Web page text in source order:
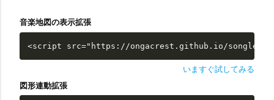
音楽地図の表示拡張
<script src="https://ongacrest.github.io/songle-
いますぐ試してみる
図形連動拡張